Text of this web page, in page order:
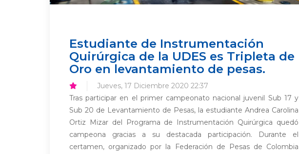
Estudiante de Instrumentación
Quirúrgica de la UDES es Tripleta de
Oro en levantamiento de pesas.
Jueves, 17 Diciembre 2020 22:37
Tras participar en el primer campeonato nacional juvenil Sub 17 y
Sub 20 de Levantamiento de Pesas, la estudiante Andrea Carolina
Ortiz Mizar del Programa de Instrumentación Quirúrgica quedó
campeona gracias a su destacada participación. Durante el
certamen, organizado por la Federación de Pesas de Colombia